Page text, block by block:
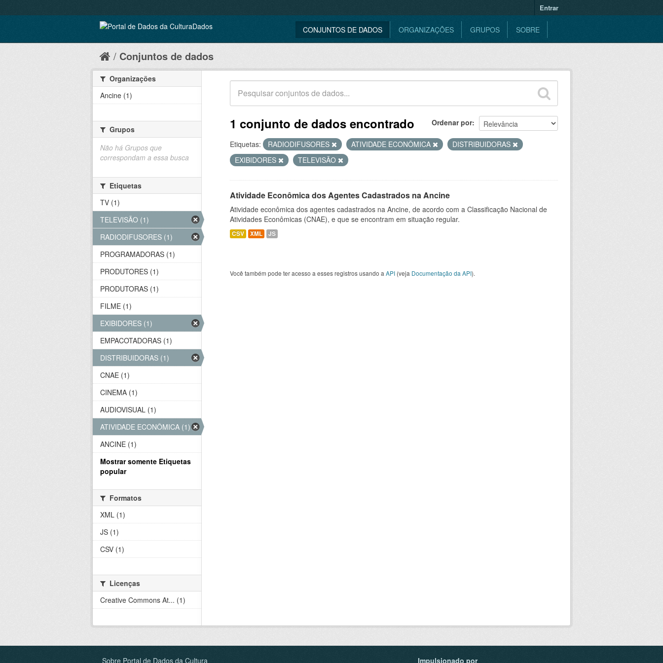
Entrar
CONJUNTOS DE DADOS ORGANIZAÇÕES GRUPOS SOBRE
Conjuntos de dados
Ordenar por
1 conjunto de dados encontrado
Etiquetas: RADIODIFUSORES ATIVIDADE ECONÔMICA
DISTRIBUIDORAS
EXIBIDORES
TELEVISÃO
Atividade Econômica dos Agentes Cadastrados na Ancine
Atividade econômica dos agentes cadastrados na Ancine, de acordo com a Classificação Nacional de
Atividades Econômicas (CNAE), e que se encontram em situação regular.
CSV XML JS
Você também pode ter acesso a esses registros usando a API (veja Documentação da API).
Organizações
Ancine (1)
Grupos
Não há Grupos que
correspondam a essa busca
Etiquetas
TV (1)
TELEVISÃO (1)
RADIODIFUSORES (1)
PROGRAMADORAS (1)
PRODUTORES (1)
PRODUTORAS (1)
FILME (1)
EXIBIDORES (1)
EMPACOTADORAS (1)
DISTRIBUIDORAS (1)
CNAE (1)
CINEMA (1)
AUDIOVISUAL (1)
ATIVIDADE ECONÔMICA (1)
ANCINE (1)
Mostrar somente Etiquetas
popular
Formatos
XML (1)
JS (1)
CSV (1)
Licenças
Creative Commons At... (1)
Sobre Portal de Dados da Cultura Impulsionado por